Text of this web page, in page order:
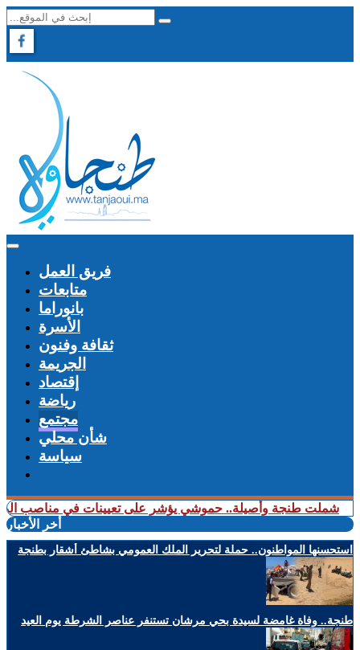
فريق العمل
متابعات
بانوراما
الأسرة
ثقافة وفنون
الجريمة
إقتصاد
رياضة
مجتمع
شأن محلي
سياسة
طنجة وأصيلة.. حموشي يؤشر على تعيينات في مناصب المسؤولية
أخر الأخبار
استحسنها المواطنون.. حملة لتحرير الملك العمومي بشاطئ أشقار بطنجة
طنجة.. وفاة غامضة لسيدة بحي مرشان تستنفر عناصر الشرطة يوم العيد